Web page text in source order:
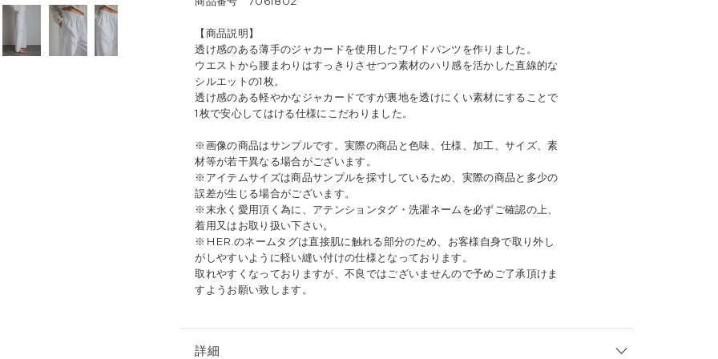
【商品説明】
透け感のある薄手のジャカードを使用したワイドパンツを作りました。
ウエストから腰まわりはすっきりさせつつ素材のハリ感を活かした直線的な
シルエットの1枚。
透け感のある軽やかなジャカードですが裏地を透けにくい素材にすることで
1枚で安心してはける仕様にこだわりました。
※画像の商品はサンプルです。実際の商品と色味、仕様、加工、サイズ、素
材等が若干異なる場合がございます。
※アイテムサイズは商品サンプルを採寸しているため、実際の商品と多少の
誤差が生じる場合がございます。
※末永く愛用頂く為に、アテンションタグ・洗濯ネームを必ずご確認の上、
着用又はお取り扱い下さい。
※HER.のネームタグは直接肌に触れる部分のため、お客様自身で取り外し
がしやすいように軽い縫い付けの仕様となっております。
取れやすくなっておりますが、不良ではございませんので予めご了承頂けま
すようお願い致します。
詳細